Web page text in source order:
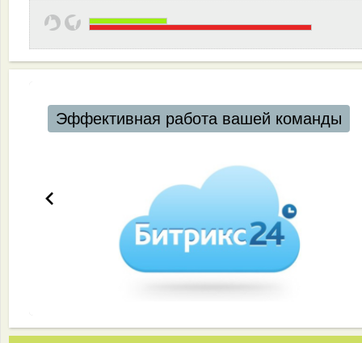
Эффективная работа вашей команды